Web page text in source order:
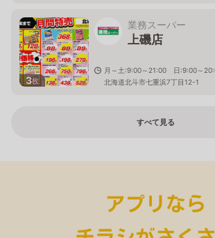
3枚
業務スーパー
上磯店
月～土:9:00～21:00 日:9:00～
北海道北斗市七重浜7丁目12-1
すべて見る